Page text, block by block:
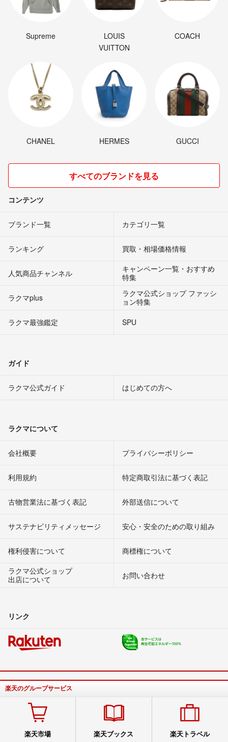
Supreme
LOUIS
VUITTON
COACH
CHANEL HERMES GUCCI
すべてのブランドを見る
コンテンツ
ブランド一覧 カテゴリ一覧
ランキング 買取・相場価格情報
人気商品チャンネル
キャンペーン一覧・おすすめ
特集
ラクマplus
ラクマ公式ショップ ファッシ
ョン特集
ラクマ最強鑑定
SPU
ガイド
ラクマ公式ガイド はじめての方へ
ラクマについて
会社概要 プライバシーポリシー
利用規約 特定商取引法に基づく表記
古物営業法に基づく表記 外部送信について
サステナビリティメッセージ 安心・安全のための取り組み
権利侵害について
商標権について
ラクマ公式ショップ
出店について
お問い合わせ
リンク
楽天のグループサービス
楽天市場 楽天ブックス 楽天トラベル